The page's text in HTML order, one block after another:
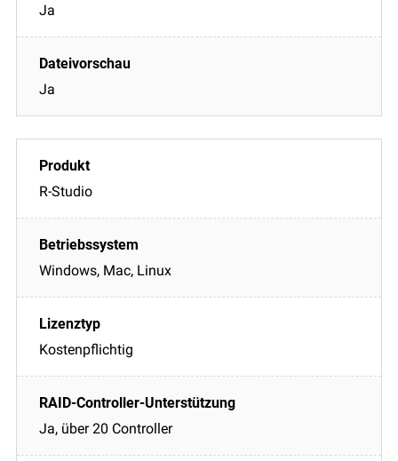
Ja
Ja
R-Studio
Windows, Mac, Linux
Kostenpflichtig
Ja, über 20 Controller